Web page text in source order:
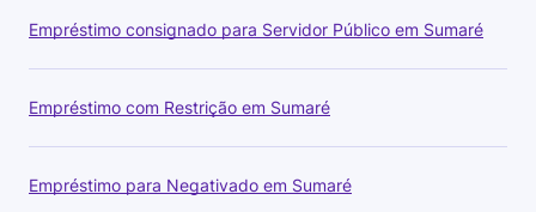
Empréstimo consignado para Servidor Público em Sumaré
Empréstimo com Restrição em Sumaré
Empréstimo para Negativado em Sumaré